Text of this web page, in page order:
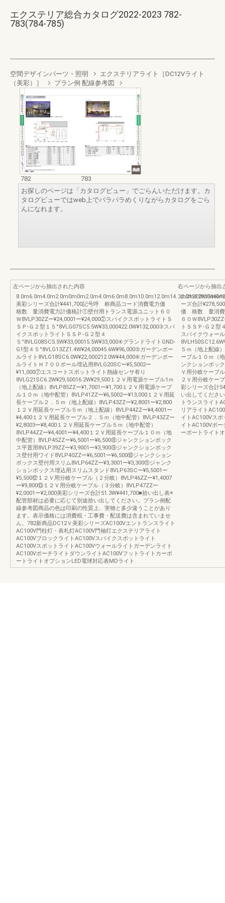
エクステリア総合カタログ2022-2023 782-
783(784-785)
空間デザインパーツ・照明
エクステリアライト［DC12Vライト
（美彩）］
プラン例 配線参考図
782
783
お探しのページは「カタログビュー」でごらんいただけます。カ
タログビューではweb上でパラパラめくりながらカタログをごら
んになれます。
左ページから抽出された内容
美彩シリーズ合計¥441,700記号呼 称商品コード消費電力価
格数 量消費電力計価格計①壁付用トランス電源ユニット６０
Ｗ8VLP30ZZー¥24,0001ー¥24,000②スパイクスポットライトＳ
ＳＰ-Ｇ２型１５°8VLG07SC5.5W¥33,000422.0W¥132,000③スパ
イクスポットライトＳＳＰ-Ｇ２型４
５°8VLG08SC5.5W¥33,00015.5W¥33,000④グランドライトGND-
G1型４５°8VLG13ZZ1.4W¥24,00045.6W¥96,000⑤ガーデンポー
ルライト8VLG18SC6.0W¥22,000212.0W¥44,000⑥ガーデンポー
ルライトＨ７００ポール埋込用8VLG20SCー¥5,5002ー
¥11,000⑦エスコートスポットライト熱線センサ有り
8VLG21SC6.2W¥29,50016.2W¥29,500１２Ｖ用電源ケーブル1ｍ
（地上配線）8VLP85ZZー¥1,7001ー¥1,700１２Ｖ用電源ケーブ
ル１０ｍ（地中配管）8VLP41ZZー¥6,5002ー¥13,000１２Ｖ用延
長ケーブル２．５ｍ（地上配線）8VLP43ZZー¥2,8001ー¥2,800
１２Ｖ用延長ケーブル５ｍ（地上配線）8VLP44ZZー¥4,4001ー
¥4,400１２Ｖ用延長ケーブル２．５ｍ（地中配管）8VLP43ZZー
¥2,8003ー¥8,400１２Ｖ用延長ケーブル５ｍ（地中配管）
8VLP44ZZー¥4,4001ー¥4,400１２Ｖ用延長ケーブル１０ｍ（地
中配管）8VLP45ZZー¥6,5001ー¥6,500⑧ジャンクションボック
ス平置用8VLP39ZZー¥3,9001ー¥3,900⑨ジャンクションボック
ス壁付用ワイド8VLP40ZZー¥6,5001ー¥6,500⑩ジャンクション
ボックス壁付用スリム8VLP64ZZー¥3,3001ー¥3,300⑪ジャンク
ションボックス埋込用スリムスタンド8VLP63SCー¥5,5001ー
¥5,500⑫１２Ｖ用分岐ケーブル（２分岐）8VLP46ZZー¥1,4007
ー¥9,800⑬１２Ｖ用分岐ケーブル（３分岐）8VLP47ZZー
¥2,0001ー¥2,000美彩シリーズ合計51.3W¥441,700■拾い出し表※
配管部材は必要に応じて別途拾い出してください。プラン例配
線参考図商品の色は印刷の性質上、実物と多少違うことがあり
ます。表示価格には消費税・工事費・配送費は含まれていませ
ん。782新商品DC12Ｖ美彩シリーズAC100Vエントランスライト
AC100V門柱灯・表札灯AC100V門袖灯エクステリアライト
AC100VブロックライトAC100Vスパイクスポットライト
AC100VスポットライトAC100Vウォールライトガーデンライト
AC100VポーチライトダウンライトAC100Vフットライトカーポ
ートライトオプションLED電球対応表MDライト
右ページから抽出
ーズ合計
価 格数 量消費
６０Ｗ
トＳＳＰ-Ｇ２型
スパイクウォー
５ｍ（地上配線
ーブル１０ｍ（
ンクションボッ
Ｖ用分岐ケーブ
２Ｖ用分岐ケー
彩シリーズ合計
い出してくださ
トランスライト
リアライト
イトAC100Vス
イトAC100Vポ
ーポートライト